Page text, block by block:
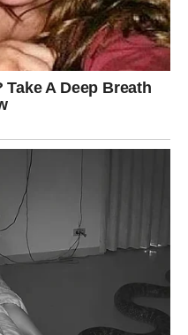
i kad ti je bilo teško.
stabilizaciju, povrat
u sebe.
koji pokazuje dela, u
ili “da se počastim jer
u pameti.
KROZ
I PRAVI